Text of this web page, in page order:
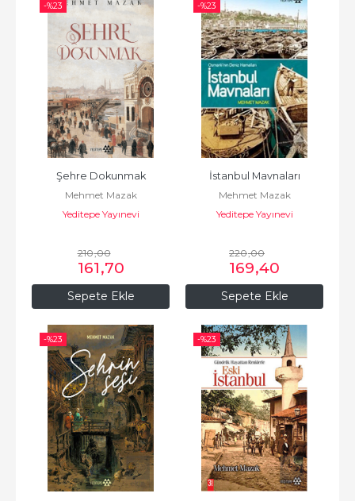
-%23
Sepete Ekle
Şehre Dokunmak
Mehmet Mazak
Yeditepe Yayınevi
210,00
161,70
-%23
Sepete Ekle
İstanbul Mavnaları
Mehmet Mazak
Yeditepe Yayınevi
220,00
169,40
-%23 -%23